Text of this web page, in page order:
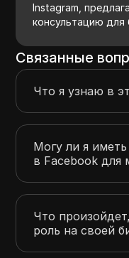
Instagram,
консультацию для
Связанные
Что я узнаю в
Могу ли я
в Facebook для
Что
роль на своей